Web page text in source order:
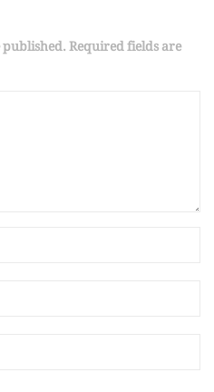
Required fields are